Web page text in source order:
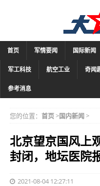
首页 军情要闻 国际新闻
军工科技 航空工业 奇闻
参考消息
您的位置： 首页>国内新闻>
北京望京国风上
封闭，地坛医院
2021-08-04 12:27:11